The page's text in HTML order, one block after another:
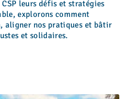
leurs défis et stratégies
explorons comment
aligner nos pratiques et bâtir
et solidaires.